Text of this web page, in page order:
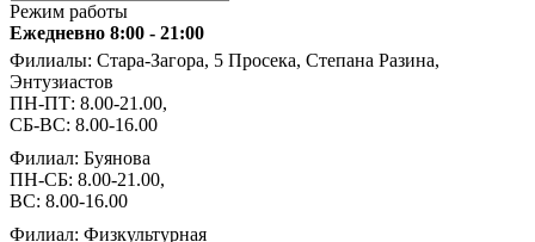
Режим работы
Ежедневно 8:00 - 21:00
Филиалы: Стара-Загора, 5 Просека, Степана Разина,
Энтузиастов
ПН-ПТ: 8.00-21.00,
СБ-ВС: 8.00-16.00
Филиал: Буянова
ПН-СБ: 8.00-21.00,
ВС: 8.00-16.00
Филиал: Физкультурная